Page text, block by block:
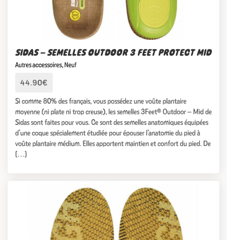
SIDAS – SEMELLES OUTDOOR 3 FEET PROTECT MID
Autres accessoires,Neuf
44.90€
Si comme 80% des français, vous possédez une voûte plantaire
moyenne (ni plate ni trop creuse), les semelles 3Feet® Outdoor – Mid de
Sidas sont faites pour vous. Ce sont des semelles anatomiques équipées
d’une coque spécialement étudiée pour épouser l’anatomie du pied à
voûte plantaire médium. Elles apportent maintien et confort du pied. De
[…]